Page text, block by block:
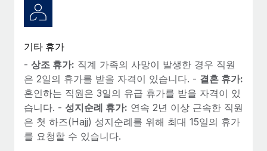
기타 휴가
- 상조 휴가: 직계 가족의 사망이 발생한 경우 직원
은 2일의 휴가를 받을 자격이 있습니다. - 결혼 휴가:
혼인하는 직원은 3일의 유급 휴가를 받을 자격이 있
습니다. - 성지순례 휴가: 연속 2년 이상 근속한 직원
은 첫 하즈(Hajj) 성지순례를 위해 최대 15일의 휴가
를 요청할 수 있습니다.